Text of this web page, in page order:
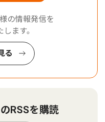
の情報発信を
ます。
る
RSSを購読